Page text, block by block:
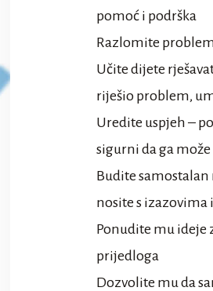
pomoć i podrška
Razlomite
Učite dijete
riješio problem,
Uredite uspjeh –
sigurni da ga
Budite samostalan
nosite s
Ponudite mu ideje
prijedloga
Dozvolite mu da